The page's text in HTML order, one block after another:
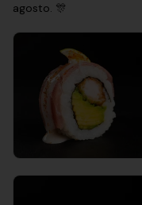
agosto. 🎊